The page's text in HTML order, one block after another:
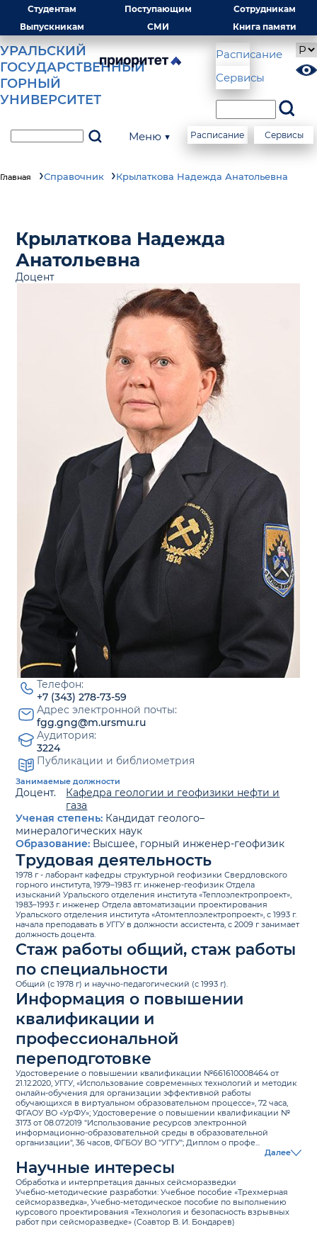
Студентам Поступающим
Сотрудникам
Выпускникам
СМИ Книга памяти
УРАЛЬСКИЙ
ГОСУДАРСТВЕННЫЙ
ГОРНЫЙ
УНИВЕРСИТЕТ
Расписание
Сервисы
Меню ▼ Расписание Сервисы
Главная Справочник Крылаткова Надежда Анатольевна
Крылаткова Надежда
Анатольевна
Доцент
Телефон:
+7 (343) 278-73-59
Адрес электронной почты:
fgg.gng@m.ursmu.ru
Аудитория:
3224
Публикации и библиометрия
Занимаемые должности
Доцент.
Кафедра геологии и геофизики нефти и
газа
Ученая степень: Кандидат геолого–
минералогических наук
Образование: Высшее, горный инженер-геофизик
Трудовая деятельность
1978 г - лаборант кафедры структурной геофизики Свердловского
горного института, 1979–1983 гг. инженер-геофизик Отдела
изысканий Уральского отделения института «Теплоэлектропроект»,
1983–1993 г. инженер Отдела автоматизации проектирования
Уральского отделения института «Атомтеплоэлектропроект», с 1993 г.
начала преподавать в УГГУ в должности ассистента, с 2009 г занимает
должность доцента.
Стаж работы общий, стаж работы
по специальности
Общий (c 1978 г) и научно-педагогический (с 1993 г).
Информация о повышении
квалификации и
профессиональной
переподготовке
Удостоверение о повышении квалификации №661610008464 от
21.12.2020, УГГУ, «Использование современных технологий и методик
онлайн-обучения для организации эффективной работы
обучающихся в виртуальном образовательном процессе», 72 часа,
ФГАОУ ВО «УрФУ»; Удостоверение о повышении квалификации №
3173 от 08.07.2019 "Использование ресурсов электронной
информационно-образовательной среды в образовательной
организации", 36 часов, ФГБОУ ВО "УГГУ"; Диплом о профе...
Далее
Научные интересы
Обработка и интерпретация данных сейсморазведки
Учебно-методические разработки: Учебное пособие «Трехмерная
сейсморазведка», Учебно-методическое пособие по выполнению
курсового проектирования «Технология и безопасность взрывных
работ при сейсморазведке» (Соавтор В. И. Бондарев)